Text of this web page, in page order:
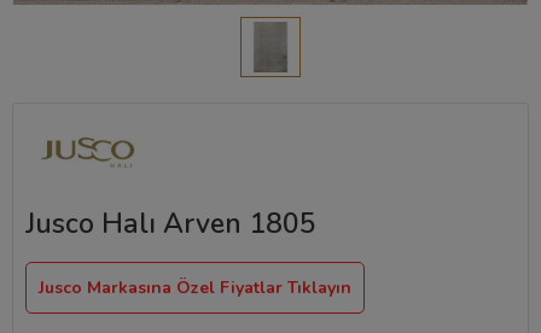
Jusco Halı Arven 1805
Jusco Markasına Özel Fiyatlar Tıklayın